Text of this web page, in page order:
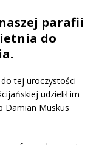
parafii
do
tej uroczystości
udzielił im
Damian Muskus